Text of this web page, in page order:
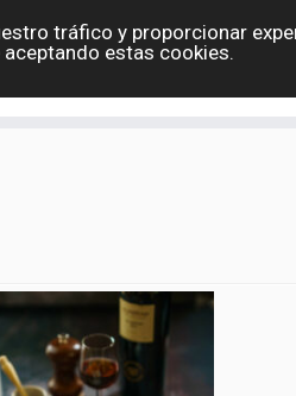
España
tráfico y proporcionar
aceptando estas cookies.